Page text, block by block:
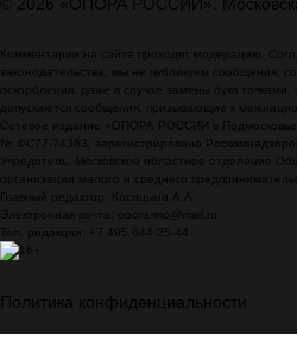
Комментарии на сайте проходят модерацию.
законодательства, мы не публикуем сообщения,
оскорбления, даже в случае замены букв
допускаются сообщения, призывающие к
Сетевое издание «ОПОРА РОССИИ в
№ ФС77-74363, зарегистрировано
Учредитель: Московское областное отделение
организации малого и среднего
Главный редактор: Косицына А.А.
Электронная почта: opora-mo@mail.ru
Тел. редакции: +7 495 644-25-44
Политика конфиденциальности